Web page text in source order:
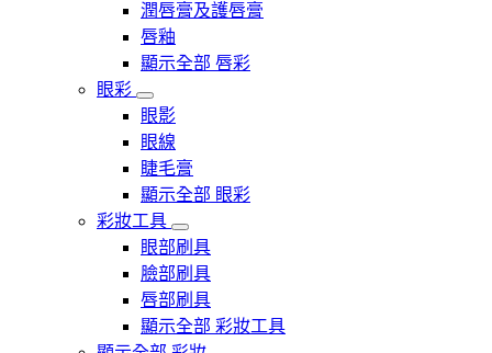
潤唇膏及護唇膏
唇釉
顯示全部 唇彩
眼彩
眼影
眼線
睫毛膏
顯示全部 眼彩
彩妝工具
眼部刷具
臉部刷具
唇部刷具
顯示全部 彩妝工具